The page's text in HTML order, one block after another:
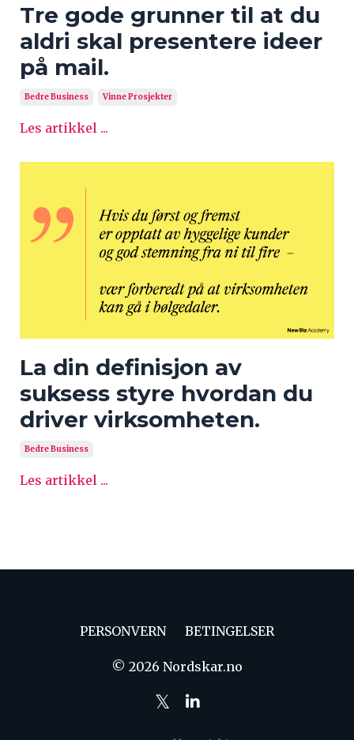
Tre gode grunner til at du
aldri skal presentere ideer
på mail.
Bedre Business Vinne Prosjekter
Les artikkel ...
La din definisjon av
suksess styre hvordan du
driver virksomheten.
Bedre Business
Les artikkel ...
PERSONVERN BETINGELSER
© 2026 Nordskar.no